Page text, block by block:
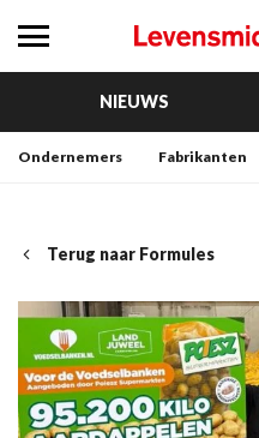
NIEUWS
Ondernemers Fabrikanten
Terug naar Formules